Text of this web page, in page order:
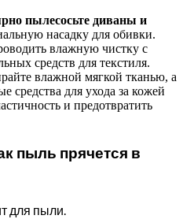
пылесосьте диваны и
насадку для обивки.
влажную чистку с
средств для текстиля.
влажной мягкой тканью, а
средства для ухода за кожей
и предотвратить
пыль прячется в
для пыли.